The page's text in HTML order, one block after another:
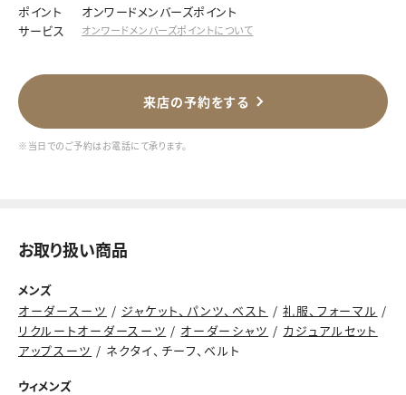
ポイント
サービス
オンワードメンバーズポイント
オンワードメンバーズポイントについて
来店の予約をする
※当日でのご予約はお電話にて承ります。
お取り扱い商品
メンズ
オーダースーツ / ジャケット、パンツ、ベスト / 礼服、フォーマル /
リクルートオーダースーツ / オーダーシャツ / カジュアルセット
アップスーツ / ネクタイ、チーフ、ベルト
ウィメンズ